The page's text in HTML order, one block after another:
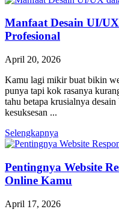
Manfaat Desain UI/
Profesional
April 20, 2026
Kamu lagi mikir buat bikin
punya tapi kok rasanya
tahu betapa krusialnya
kesuksesan ...
Selengkapnya
Pentingnya Website
Online Kamu
April 17, 2026